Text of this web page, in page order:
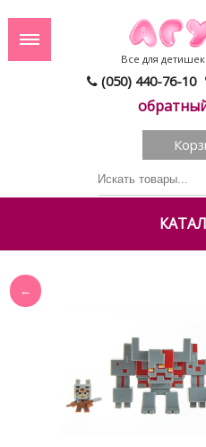
(050) 440-76-10
Все для